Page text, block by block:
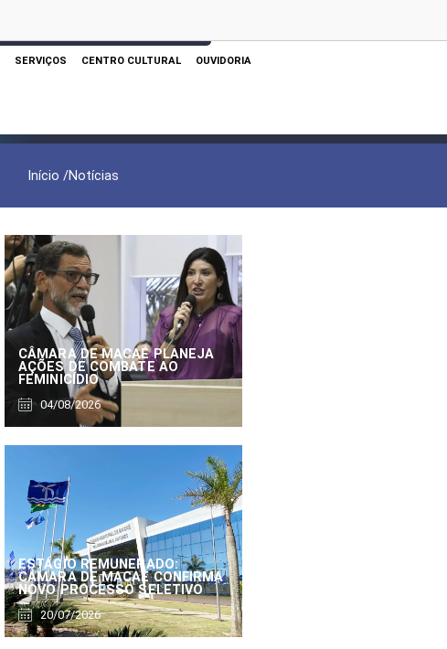
SERVIÇOS CENTRO CULTURAL OUVIDORIA
Início /Notícias
CÂMARA DE MACAÉ PLANEJA
AÇÕES DE COMBATE AO
FEMINICÍDIO
04/08/2026
ESTÁGIO REMUNERADO:
CÂMARA DE MACAÉ CONFIRMA
NOVO PROCESSO SELETIVO
20/07/2026